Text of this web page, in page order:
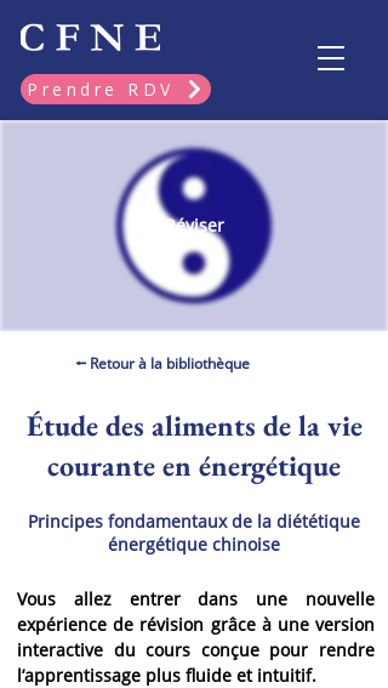
Prendre RDV
Réviser
⭠ Retour à la bibliothèque
Étude des aliments de la vie
courante en énergétique
Principes fondamentaux de la diététique
énergétique chinoise
Vous allez entrer dans une nouvelle
expérience de révision grâce à une version
interactive du cours conçue pour rendre
l’apprentissage plus fluide et intuitif.